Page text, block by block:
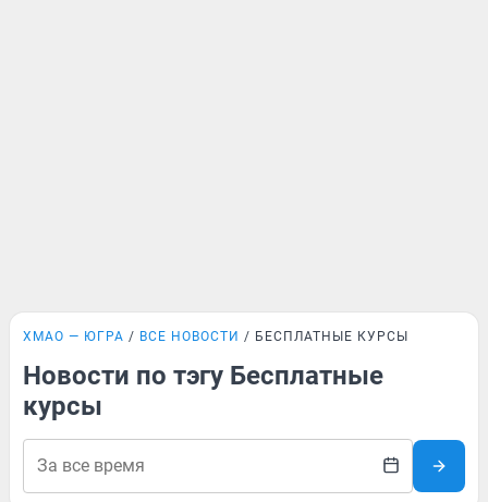
ХМАО — ЮГРА ВСЕ НОВОСТИ БЕСПЛАТНЫЕ КУРСЫ
Новости по тэгу Бесплатные
курсы